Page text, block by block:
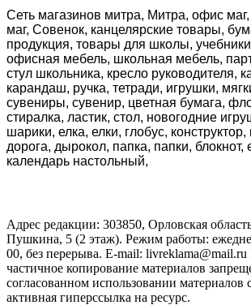
Сеть магазинов митра, Митра, офис
маг, Совенок, канцелярские товары,
продукция, товары для школы,
офисная мебель, школьная мебель,
стул школьника, кресло руководителя,
карандаш, ручка, тетради, игрушки,
сувениры, сувенир, цветная бумага,
стиралка, ластик, стол, новогодние
шарики, елка, елки, глобус,
дорога, дырокол, папка, папки, блокнот,
календарь настольный,
Адрес редакции: 303850, Орловская
Пушкина, 5 (2 этаж). Режим работы:
00, без перерыва. E-mail:
частичное копирование материалов
согласованном использовании материалов
активная гиперссылка на ресурс.